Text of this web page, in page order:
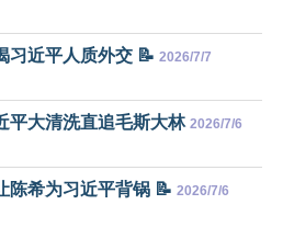
习近平人质外交 📝 2026/7/7
平大清洗直追毛斯大林 2026/7/6
陈希为习近平背锅 📝 2026/7/6